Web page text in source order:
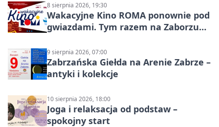
8 sierpnia 2026, 19:30
Wakacyjne Kino ROMA ponownie pod
gwiazdami. Tym razem na Zaborzu
9 sierpnia 2026, 07:00
Zabrzańska Giełda na Arenie Zabrze –
antyki i kolekcje
10 sierpnia 2026, 18:00
Joga i relaksacja od podstaw –
spokojny start